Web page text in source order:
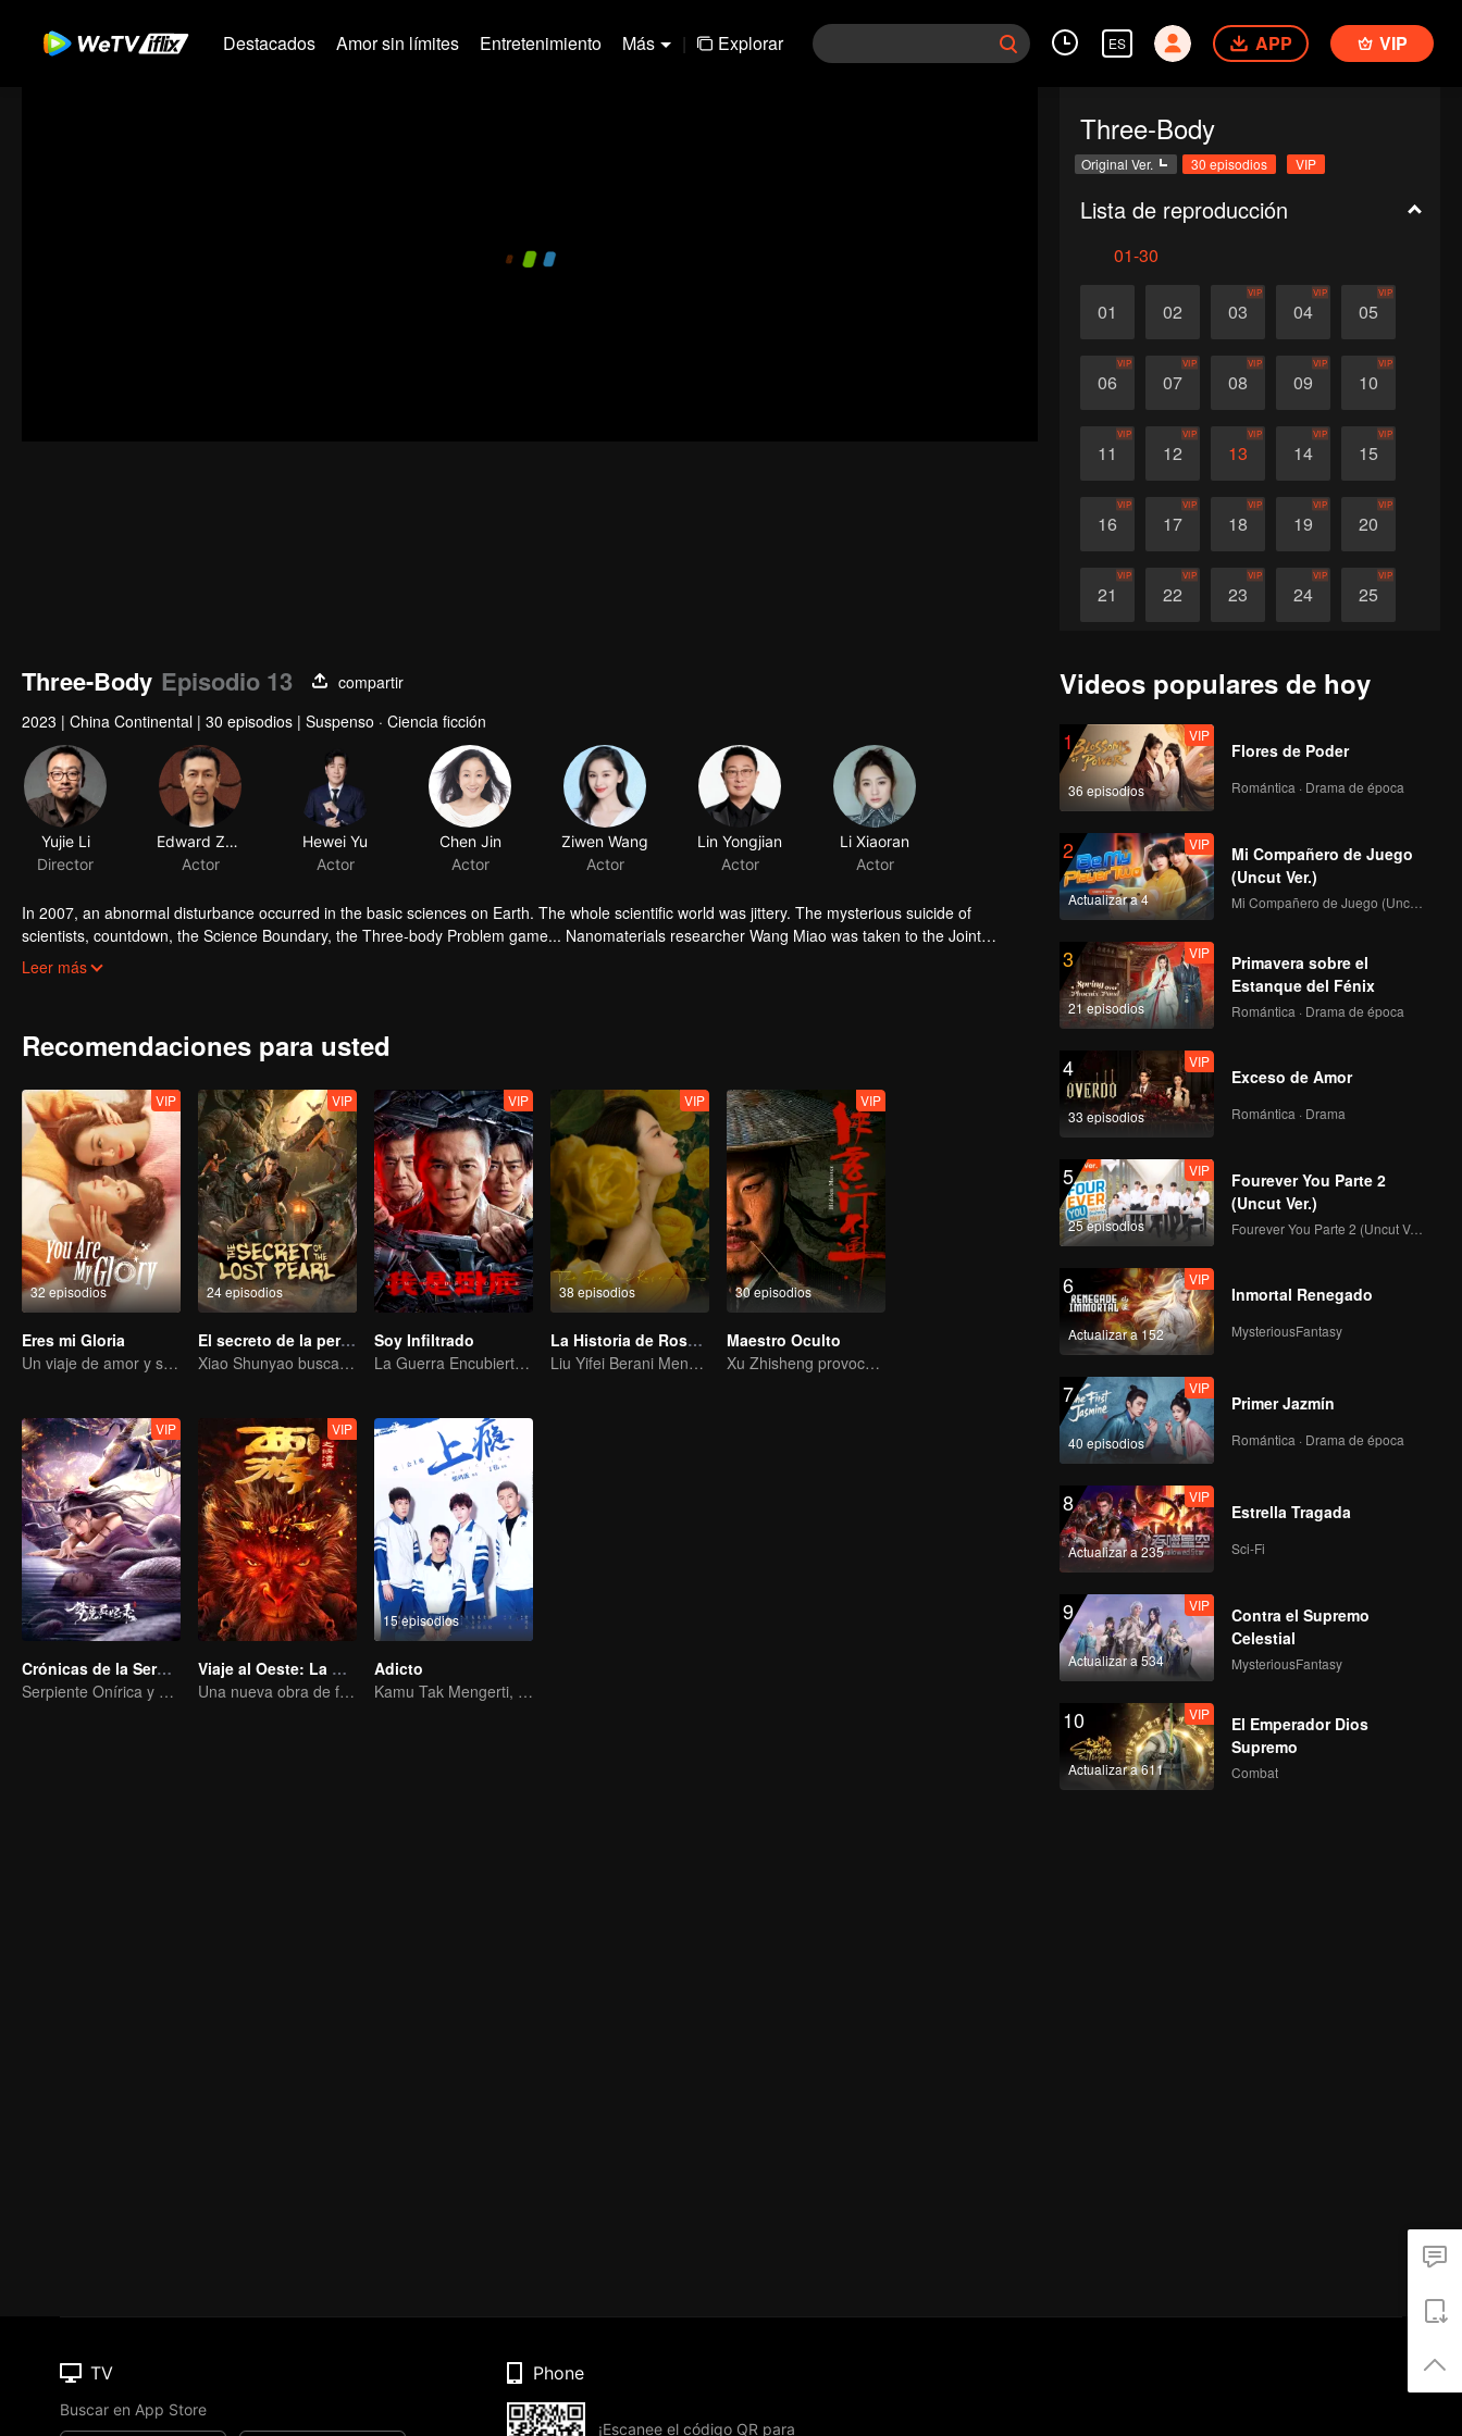
Destacados Amor sin límites Entretenimiento Más | Explorar ES APP VIP
Three-Body
Original Ver. 30 episodios VIP
Lista de reproducción
01-30
01 02 03
VIP
04
VIP
05
VIP
06
VIP
07
VIP
08
VIP
09
VIP
10
VIP
11
VIP
12
VIP
13
VIP
14
VIP
15
VIP
16
VIP
17
VIP
18
VIP
19
VIP
20
VIP
21
VIP
22
VIP
23
VIP
24
VIP
25
VIP
Three-Body Episodio 13
compartir
2023 | China Continental | 30 episodios | Suspenso · Ciencia ficción
Yujie Li
Director
Edward Zhang
Actor
Hewei Yu
Actor
Chen Jin
Actor
Ziwen Wang
Actor
In 2007, an abnormal disturbance occurred in the basic sciences on Earth. The whole scientific world was jittery. The mysterious suicide of
scientists, countdown, the Science Boundary, the Three-body Problem game... Nanomaterials researcher Wang Miao was taken to the Joint
Operations Center by the police officer Shi Qiang and sneaked into an organization called Science Boundary for investigation. In the mist, Wang
With the joint efforts of the Joint Operations Center and scientists, Wang Miao, Shi Qiang, and others regained hope and faith, leading everyone to
Leer más
Recomendaciones para usted
32 episodios
VIP
Eres mi Gloria
Un viaje de amor y sanación romántica
24 episodios
VIP
El secreto de la perla perdida
Xiao Shunyao busca un tesoro para romper la maldición de sangre
VIP
Soy Infiltrado
La Guerra Encubierta de Collin Chou
38 episodios
VIP
La Historia de Rosa (English Ver.)
Liu Yifei Berani Mengejar Cinta
30 episodios
VIP
Maestro Oculto
Xu Zhisheng provoca una hilarante tormenta en el mundo marcial
VIP
Crónicas de la Serpiente Espiritual
Serpiente Onírica y el Pasado del Inmortal de la Espada
VIP
Viaje al Oeste: La Ciudad del Infierno Divino
Una nueva obra de fantasía basada en la franquicia de "Viaje al Oeste" está por llegar.
15 episodios
Adicto
Kamu Tak Mengerti, Ini Juga Cinta
Videos populares de hoy
1
36 episodios
VIP
Flores de Poder
Romántica · Drama de época
2
Actualizar a 4
VIP
Mi Compañero de Juego
(Uncut Ver.)
Mi Compañero de Juego (Uncut Ver.)
3
21 episodios
VIP
Primavera sobre el
Estanque del Fénix
Romántica · Drama de época
4
33 episodios
VIP
Exceso de Amor
Romántica · Drama
5
25 episodios
VIP
Fourever You Parte 2
(Uncut Ver.)
Fourever You Parte 2 (Uncut Ver.)
6
Actualizar a 152
VIP
Inmortal Renegado
MysteriousFantasy
7
40 episodios
VIP
Primer Jazmín
Romántica · Drama de época
8
Actualizar a 235
VIP
Estrella Tragada
Sci-Fi
9
Actualizar a 534
VIP
Contra el Supremo
Celestial
MysteriousFantasy
10
Actualizar a 611
VIP
El Emperador Dios
Supremo
Combat
TV
Buscar en App Store
Phone
¡Escanee el código QR para